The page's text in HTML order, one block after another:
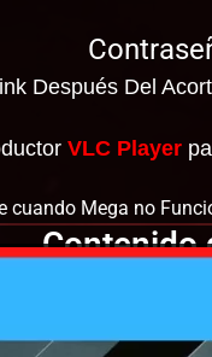
Después Del
VLC Player
cuando Mega no
Contenido